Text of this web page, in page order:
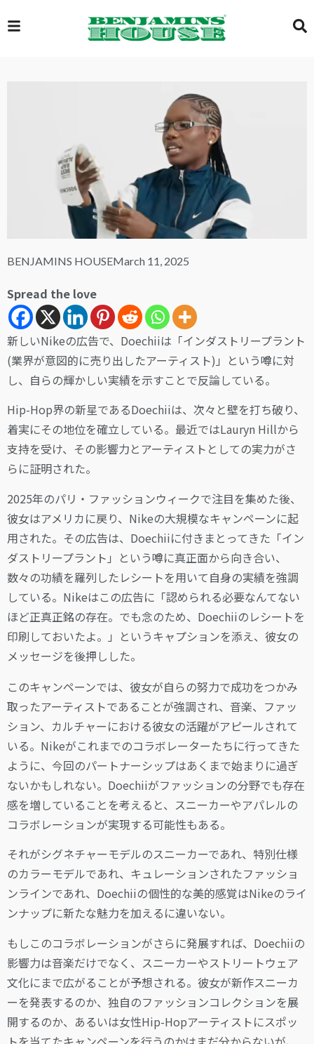
EXCLUSIVE
GLOBAL
VIDEOS
GALLERY
BENJAMINS HOUSEMarch 11, 2025
Spread the love
新しいNikeの広告で、Doechiiは「インダストリープラント
(業界が意図的に売り出したアーティスト)」という噂に対
し、自らの輝かしい実績を示すことで反論している。
Hip-Hop界の新星であるDoechiiは、次々と壁を打ち破り、
着実にその地位を確立している。最近ではLauryn Hillから
支持を受け、その影響力とアーティストとしての実力がさ
らに証明された。
2025年のパリ・ファッションウィークで注目を集めた後、
彼女はアメリカに戻り、Nikeの大規模なキャンペーンに起
用された。その広告は、Doechiiに付きまとってきた「イン
ダストリープラント」という噂に真正面から向き合い、
数々の功績を羅列したレシートを用いて自身の実績を強調
している。Nikeはこの広告に「認められる必要なんてない
ほど正真正銘の存在。でも念のため、Doechiiのレシートを
印刷しておいたよ。」というキャプションを添え、彼女の
メッセージを後押しした。
このキャンペーンでは、彼女が自らの努力で成功をつかみ
取ったアーティストであることが強調され、音楽、ファッ
ション、カルチャーにおける彼女の活躍がアピールされて
いる。Nikeがこれまでのコラボレーターたちに行ってきた
ように、今回のパートナーシップはあくまで始まりに過ぎ
ないかもしれない。Doechiiがファッションの分野でも存在
感を増していることを考えると、スニーカーやアパレルの
コラボレーションが実現する可能性もある。
それがシグネチャーモデルのスニーカーであれ、特別仕様
のカラーモデルであれ、キュレーションされたファッショ
ンラインであれ、Doechiiの個性的な美的感覚はNikeのライ
ンナップに新たな魅力を加えるに違いない。
もしこのコラボレーションがさらに発展すれば、Doechiiの
影響力は音楽だけでなく、スニーカーやストリートウェア
文化にまで広がることが予想される。彼女が新作スニーカ
ーを発表するのか、独自のファッションコレクションを展
開するのか、あるいは女性Hip-Hopアーティストにスポッ